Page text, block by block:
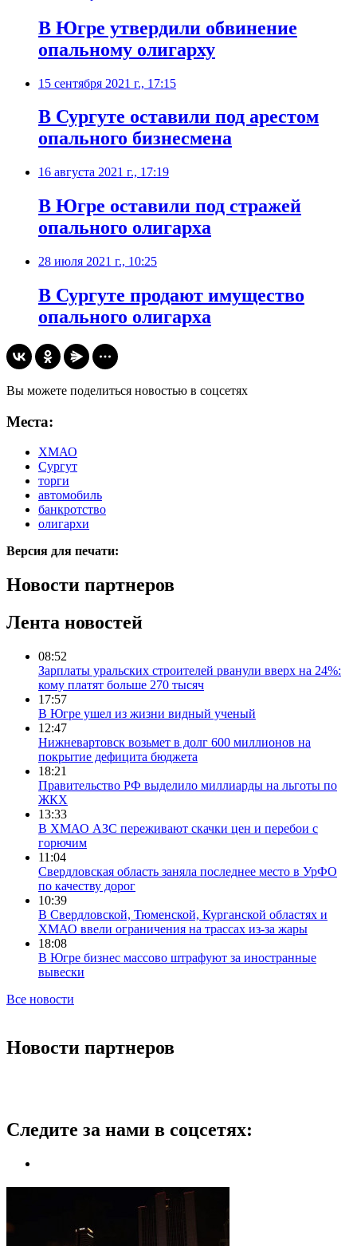
В Югре утвердили обвинение
опальному олигарху
15 сентября 2021 г., 17:15
В Сургуте оставили под арестом
опального бизнесмена
16 августа 2021 г., 17:19
В Югре оставили под стражей
опального олигарха
28 июля 2021 г., 10:25
В Сургуте продают имущество
опального олигарха
Вы можете поделиться новостью в соцсетях
Места:
ХМАО
Сургут
торги
автомобиль
банкротство
олигархи
Версия для печати:
Новости партнеров
Лента новостей
08:52
Зарплаты уральских строителей рванули вверх на 24%:
кому платят больше 270 тысяч
17:57
В Югре ушел из жизни видный ученый
12:47
Нижневартовск возьмет в долг 600 миллионов на
покрытие дефицита бюджета
18:21
Правительство РФ выделило миллиарды на льготы по
ЖКХ
13:33
В ХМАО АЗС переживают скачки цен и перебои с
горючим
11:04
Свердловская область заняла последнее место в УрФО
по качеству дорог
10:39
В Свердловской, Тюменской, Курганской областях и
ХМАО ввели ограничения на трассах из-за жары
18:08
В Югре бизнес массово штрафуют за иностранные
вывески
Все новости
Новости партнеров
Следите за нами в соцсетях: